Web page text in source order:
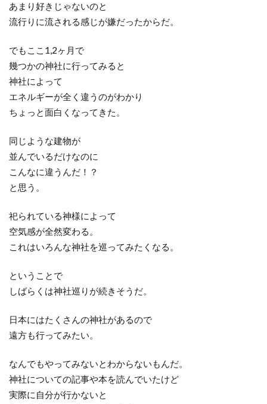
あまり好きじゃないのと
流行りに流される感じが嫌だったからだ。
でもここ1,2ヶ月で
幾つかの神社に行ってみると
神社によって
エネルギーが全く違うのがわかり
ちょっと面白くなってきた。
同じような建物が
並んでいるだけなのに
こんなに違うんだ！？
と思う。
祀られている神様によって
空気感が全然変わる。
これはいろんな神社を巡ってみたくなる。
ということで
しばらくは神社巡りが続きそうだ。
日本にはたくさんの神社があるので
遠方も行ってみたい。
なんでもやってみないとわからないもんだ。
神社についての記事や本を読んでいたけど
実際に自分が行かないと